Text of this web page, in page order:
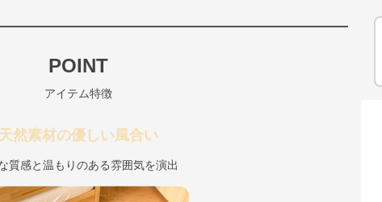
POINT
アイテム特徴
天然素材の優しい風合い
質感と温もりのある雰囲気を演出